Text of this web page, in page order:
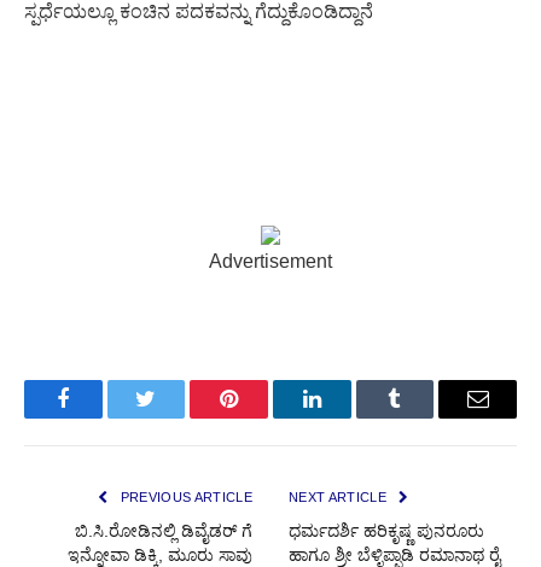
ಸ್ಪರ್ಧೆಯಲ್ಲೂ ಕಂಚಿನ ಪದಕವನ್ನು ಗೆದ್ದುಕೊಂಡಿದ್ದಾನೆ
Advertisement
FacebookTwitter PinterestLinkedInTumblr Email
PREVIOUS ARTICLE
ಬಿ.ಸಿ.ರೋಡಿನಲ್ಲಿ ಡಿವೈಡರ್ ಗೆ
ಇನ್ನೋವಾ ಡಿಕ್ಕಿ, ಮೂರು ಸಾವು
NEXT ARTICLE
ಧರ್ಮದರ್ಶಿ ಹರಿಕೃಷ್ಣ ಪುನರೂರು
ಹಾಗೂ ಶ್ರೀ ಬೆಳ್ಳಿಪ್ಪಾಡಿ ರಮಾನಾಥ ರೈ